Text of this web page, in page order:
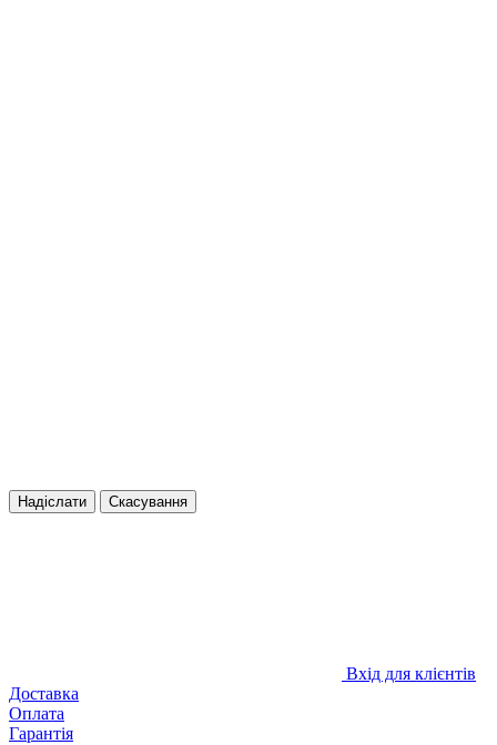
Надіслати Скасування
Вхід для клієнтів
Доставка
Оплата
Гарантія